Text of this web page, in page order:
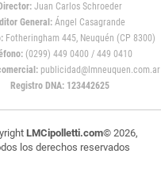
Director: Juan Carlos Schroeder
General:Ángel Casagrande
Fotheringham 445, Neuquén (CP 8300)
(0299) 449 0400 / 449 0410
publicidad@lmneuquen.com.ar
Registro DNA: 123442625
LMCipolletti.com© 2026,
los derechos reservados